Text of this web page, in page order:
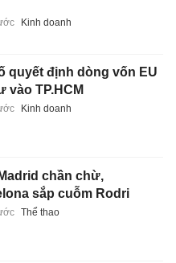
Kinh doanh
quyết định dòng vốn EU
vào TP.HCM
Kinh doanh
chần chừ,
sắp cuỗm Rodri
Thể thao